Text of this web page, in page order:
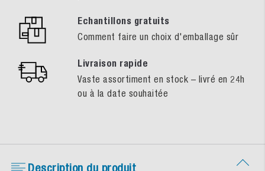
Echantillons gratuits
Comment faire un choix d'emballage sûr
Livraison rapide
Vaste assortiment en stock – livré en 24h
ou à la date souhaitée
Description du produit